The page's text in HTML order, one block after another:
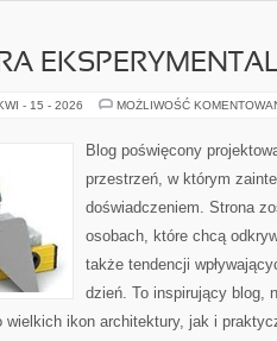
- 15 - 2026 MOŻLIWOŚĆ
Blog poświęcony
przestrzeń, w którym
doświadczeniem. Strona
osobach, które chcą
także tendencji
dzień. To inspirujący blog,
ikon architektury, jak i